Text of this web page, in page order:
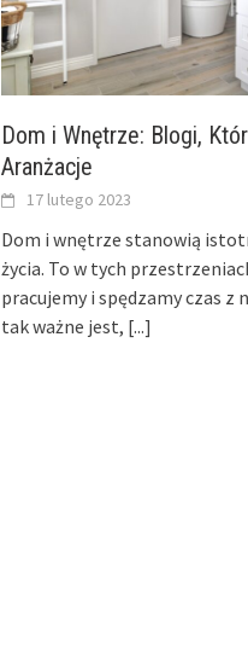
Dom i Wnętrze: Blogi,
Aranżacje
17 lutego 2023
Dom i wnętrze stanowią
życia. To w tych
pracujemy i spędzamy czas z
tak ważne jest, [...]